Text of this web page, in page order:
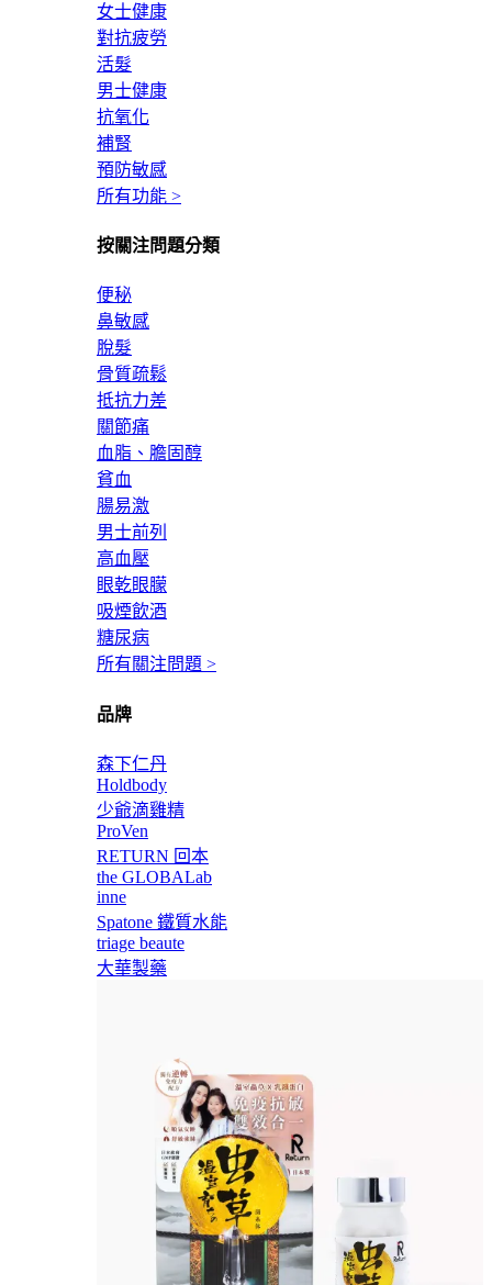
女士健康
對抗疲勞
活髮
男士健康
抗氧化
補腎
預防敏感
所有功能 >
按關注問題分類
便秘
鼻敏感
脫髮
骨質疏鬆
抵抗力差
關節痛
血脂、膽固醇
貧血
腸易激
男士前列
高血壓
眼乾眼朦
吸煙飲酒
糖尿病
所有關注問題 >
品牌
森下仁丹
Holdbody
少爺滴雞精
ProVen
RETURN 回本
the GLOBALab
inne
Spatone 鐵質水能
triage beaute
大華製藥